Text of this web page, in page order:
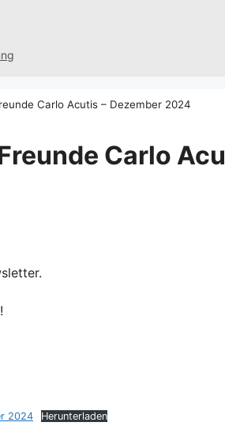
Carlo Acutis – Dezember 2024
Carlo
2024 Herunterladen